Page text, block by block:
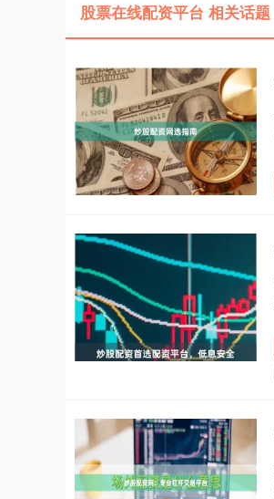
股票在线配资平台 相关话题